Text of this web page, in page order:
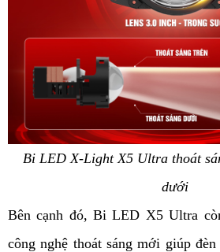
Bi LED X-Light X5 Ultra thoát
dưới
Bên cạnh đó, Bi LED X5 Ultra
công nghệ thoát sáng mới giúp